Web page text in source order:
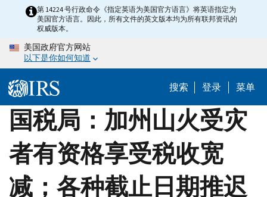
content
第 14224 号行政命令《指定英语为美国官方语言》将英语指定为
美国官方语言。因此，所有文件的英文版本均为所有联邦资讯的
权威版本。
美国政府官方网站
以下是你如何知道
搜索 登录 菜单
国税局：加州山火受灾
者有资格享受税收宽
减；各种截止日期推迟